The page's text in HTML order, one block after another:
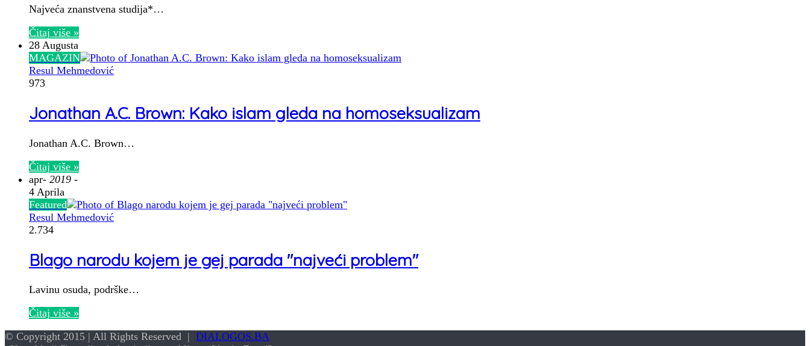
Najveća znanstvena studija*…
Čitaj više »
28 Augusta
MAGAZIN
Resul Mehmedović
973
Jonathan A.C. Brown: Kako islam gleda na homoseksualizam
Jonathan A.C. Brown…
Čitaj više »
apr- 2019 -
4 Aprila
Featured
Resul Mehmedović
2.734
Blago narodu kojem je gej parada "najveći problem"
Lavinu osuda, podrške…
Čitaj više »
© Copyright 2015 | All Rights Reserved | DIALOGOS.BA